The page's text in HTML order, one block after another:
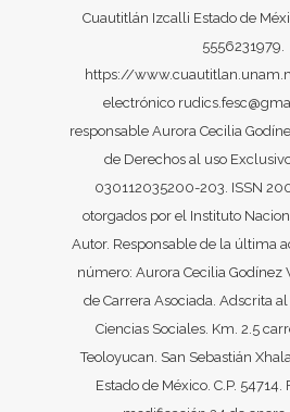
Cuautitlán Izcalli Estado de
5556231979.
https://
electrónico
responsable Aurora Cecilia
de Derechos al uso
030112035200-203. ISSN
otorgados por el Instituto
Autor. Responsable de la última
número: Aurora Cecilia Godínez
de Carrera Asociada. Adscrita
Ciencias Sociales. Km. 2.5
Teoloyucan. San Sebastián
Estado de México. C.P.